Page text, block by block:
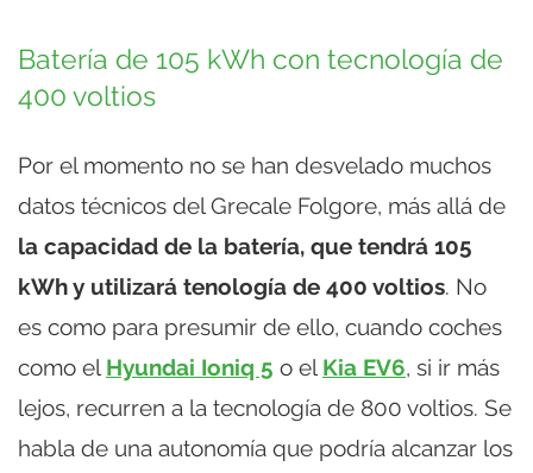
Batería de 105 kWh con tecnología de
400 voltios
Por el momento no se han desvelado muchos
datos técnicos del Grecale Folgore, más allá de
la capacidad de la batería, que tendrá 105
kWh y utilizará tenología de 400 voltios. No
es como para presumir de ello, cuando coches
como el Hyundai Ioniq 5 o el Kia EV6, si ir más
lejos, recurren a la tecnología de 800 voltios. Se
habla de una autonomía que podría alcanzar los